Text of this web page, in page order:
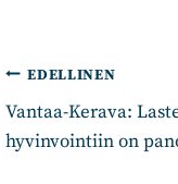
Artikkelien
selaus
EDELLINEN
Vantaa-Kerava:
hyvinvointiin on